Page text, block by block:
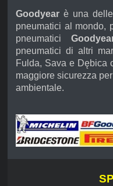
Goodyear è una
pneumatici al mondo,
pneumatici
pneumatici di altri
Fulda, Sava e Dębica
maggiore sicurezza
ambientale.